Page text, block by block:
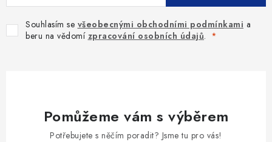
Souhlasím se všeobecnými obchodními podmínkami a
beru na vědomí zpracování osobních údajů.
Pomůžeme vám s výběrem
Potřebujete s něčím poradit? Jsme tu pro vás!